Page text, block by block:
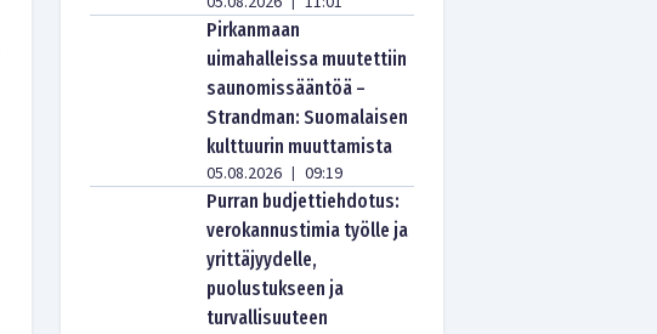
Pirkanmaan
uimahalleissa muutettiin
saunomissääntöä –
Strandman: Suomalaisen
kulttuurin muuttamista
05.08.2026 | 09:19
Purran budjettiehdotus:
verokannustimia työlle ja
yrittäjyydelle,
puolustukseen ja
turvallisuuteen